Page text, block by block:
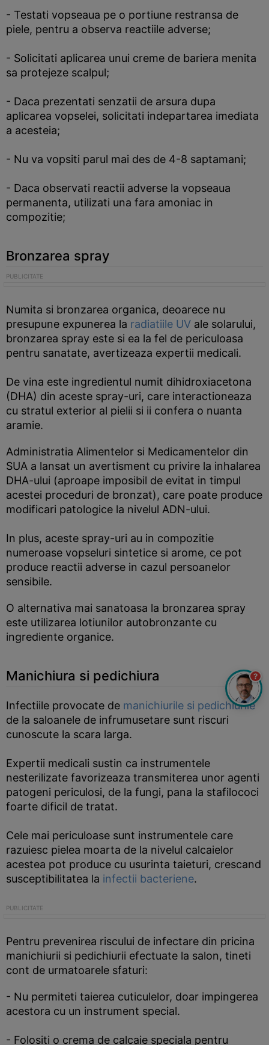
- Testati vopseaua pe o portiune restransa de
piele, pentru a observa reactiile adverse;
- Solicitati aplicarea unui creme de bariera menita
sa protejeze scalpul;
- Daca prezentati senzatii de arsura dupa
aplicarea vopselei, solicitati indepartarea imediata
a acesteia;
- Nu va vopsiti parul mai des de 4-8 saptamani;
- Daca observati reactii adverse la vopseaua
permanenta, utilizati una fara amoniac in
compozitie;
Bronzarea spray
Numita si bronzarea organica, deoarece nu
presupune expunerea la radiatiile UV ale solarului,
bronzarea spray este si ea la fel de periculoasa
pentru sanatate, avertizeaza expertii medicali.
De vina este ingredientul numit dihidroxiacetona
(DHA) din aceste spray-uri, care interactioneaza
cu stratul exterior al pielii si ii confera o nuanta
aramie.
Administratia Alimentelor si Medicamentelor din
SUA a lansat un avertisment cu privire la inhalarea
DHA-ului (aproape imposibil de evitat in timpul
acestei proceduri de bronzat), care poate produce
modificari patologice la nivelul ADN-ului.
In plus, aceste spray-uri au in compozitie
numeroase vopseluri sintetice si arome, ce pot
produce reactii adverse in cazul persoanelor
sensibile.
O alternativa mai sanatoasa la bronzarea spray
este utilizarea lotiunilor autobronzante cu
ingrediente organice.
Manichiura si pedichiura
Infectiile provocate de manichiurile si pedichiurile
de la saloanele de infrumusetare sunt riscuri
cunoscute la scara larga.
Expertii medicali sustin ca instrumentele
nesterilizate favorizeaza transmiterea unor agenti
patogeni periculosi, de la fungi, pana la stafilococi
foarte dificil de tratat.
Cele mai periculoase sunt instrumentele care
razuiesc pielea moarta de la nivelul calcaielor
acestea pot produce cu usurinta taieturi, crescand
susceptibilitatea la infectii bacteriene.
Pentru prevenirea riscului de infectare din pricina
manichiurii si pedichiurii efectuate la salon, tineti
cont de urmatoarele sfaturi:
- Nu permiteti taierea cuticulelor, doar impingerea
acestora cu un instrument special.
- Folositi o crema de calcaie speciala pentru
?